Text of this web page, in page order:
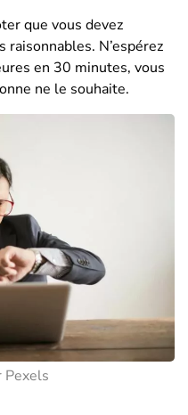
que vous devez
N’espérez
en 30 minutes, vous
ne le souhaite.
Pexels